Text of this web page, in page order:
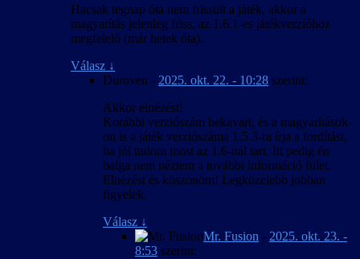
Hacsak tegnap óta nem frissült a játék, akkor a
magyarítás jelenleg friss, az 1.6.1-es játékverzióhoz
megfelelő (már hetek óta).
Válasz ↓
Duroven - 2025. okt. 22. - 10:28 szerint:
Akkor elnézést!
Korábbi verziószám bekavart, és a magyarítások-
on is a játék verziószáma 1.5.3-ra írja a fordítást,
ha jól tudom most az 1.6-nál tart. Itt pedig én
balga nem néztem a további információ fület.
Elnézést és köszönöm! Legközelebb jobban
figyelek.
Válasz ↓
Mr. Fusion - 2025. okt. 23. -
8:53 szerint: